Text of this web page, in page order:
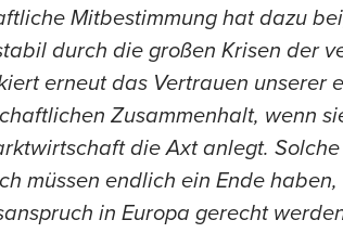
Mitbestimmung hat dazu
durch die großen Krisen der
erneut das Vertrauen unserer
Zusammenhalt, wenn
die Axt anlegt.
müssen endlich ein Ende
in Europa gerecht